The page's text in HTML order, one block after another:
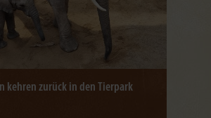
kehren zurück in den Tierpark